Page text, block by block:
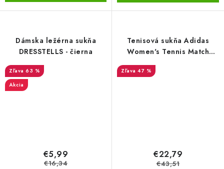
Dámska ležérna sukňa
DRESSTELLS - čierna
63 %
Akcia
€5,99
€16,34
Tenisová sukňa Adidas
Women's Tennis Match
47 %
€22,79
€43,51